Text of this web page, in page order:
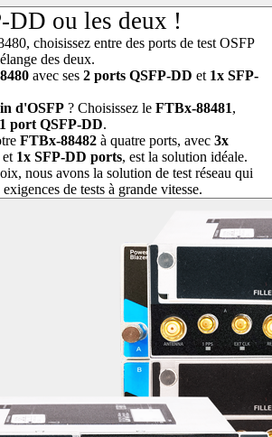
DD ou les deux !
choisissez entre des ports de test OSFP
des deux.
avec ses 2 ports QSFP-DD et 1x SFP-
d'OSFP ? Choisissez le FTBx-88481,
1 port QSFP-DD.
FTBx-88482 à quatre ports, avec 3x
et 1x SFP-DD ports, est la solution idéale.
nous avons la solution de test réseau qui
de tests à grande vitesse.